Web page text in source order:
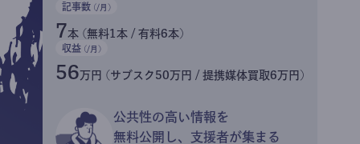
記事数 (/月)
7本 (無料1本 / 有料6本)
収益 (/月)
56万円 (サブスク50万円 / 提携媒体買取6万円)
公共性の高い情報を
無料公開し、支援者が集まる